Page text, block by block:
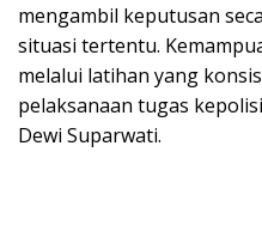
mengambil keputusan
situasi tertentu.
melalui latihan yang
pelaksanaan tugas
Dewi Suparwati.